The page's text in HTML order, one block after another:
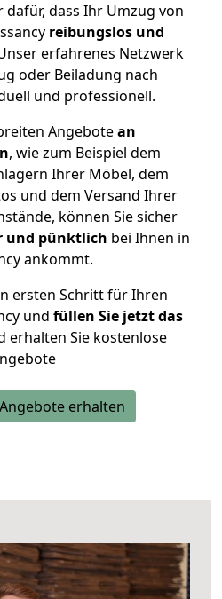
dass Ihr Umzug von
reibungslos und
erfahrenes Netzwerk
oder Beiladung nach
und professionell.
Angebotean
, wie zum Beispiel dem
Ihrer Möbel, dem
und dem Versand Ihrer
können Sie sicher
und pünktlich bei Ihnen in
ankommt.
ersten Schritt für Ihren
und füllen Sie jetzt das
erhalten Sie kostenlose
erhalten